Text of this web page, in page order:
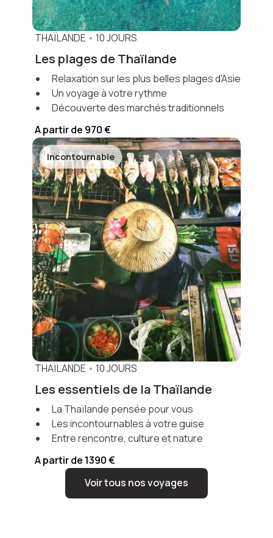
THAÏLANDE • 10 JOURS
Les plages de Thaïlande
Relaxation sur les plus belles plages d'Asie
Un voyage à votre rythme
Découverte des marchés traditionnels
A partir de 970 €
Incontournable
THAÏLANDE • 10 JOURS
Les essentiels de la Thaïlande
La Thaïlande pensée pour vous
Les incontournables à votre guise
Entre rencontre, culture et nature
A partir de 1390 €
Voir tous nos voyages